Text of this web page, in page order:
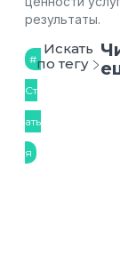
результаты.
Ст
ать
я
Искать
по тегу